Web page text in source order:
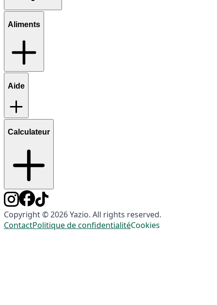
Aliments
Aide
Calculateur
Copyright © 2026 Yazio. All rights reserved.
ContactPolitique de confidentialitéCookies